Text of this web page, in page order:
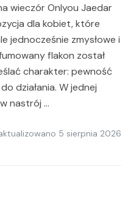
wieczór Onlyou Jaedar
dla kobiet, które
jednocześnie zmysłowe i
flakon został
charakter: pewność
działania. W jednej
nastrój …
5 sierpnia 2026